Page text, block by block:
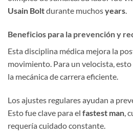
Usain Boltdurante muchosyears.
Beneficios para la prevención y
Esta disciplina médica mejora la
movimiento. Para un velocista,
la mecánica de carrera eficiente.
Los ajustes regulares ayudan a
Esto fue clave para el fastest man ,
requería cuidado constante.